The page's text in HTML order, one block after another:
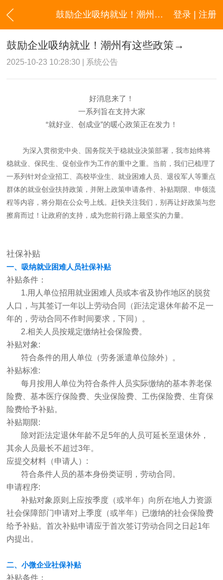
登录 | 注册
鼓励企业吸纳就业！潮州有这些政策→
鼓励企业吸纳就业！潮州有这些政策→
2025-10-23 10:28:30 | 系统公告
好消息来了！
一系列旨在支持大家
“就好业、创成业”的暖心政策正在发力！
为深入贯彻党中央、国务院关于稳就业决策部署，我市始终将
稳就业、保民生、促创业作为工作的重中之重。当前，我们已梳理了
一系列针对企业招工、高校毕业生、就业困难人员、退役军人等重点
群体的就业创业扶持政策，并附上政策申请条件、补贴期限、申领流
程等内容，将分期在公众号上线。赶快关注我们，别再让好政策与您
擦肩而过！让政府的支持，成为您前行路上最坚实的力量。
社保补贴
一、吸纳就业困难人员社保补贴
补贴条件：
1.用人单位招用就业困难人员或本省及协作地区的脱贫
人口，与其签订一年以上劳动合同（距法定退休年龄不足一
年的，劳动合同不作时间要求，下同）。
2.相关人员按规定缴纳社会保险费。
补贴对象:
符合条件的用人单位（劳务派遣单位除外）。
补贴标准:
每月按用人单位为符合条件人员实际缴纳的基本养老保
险费、基本医疗保险费、失业保险费、工伤保险费、生育保
险费给予补贴。
补贴期限:
除对距法定退休年龄不足5年的人员可延长至退休外，
其余人员最长不超过3年。
应提交材料（申请人）:
符合条件人员的基本身份类证明，劳动合同。
申请程序:
补贴对象原则上应按季度（或半年）向所在地人力资源
社会保障部门申请对上季度（或半年）已缴纳的社会保险费
给予补贴。首次补贴申请应于首次签订劳动合同之日起1年
内提出。
二、小微企业社保补贴
补贴条件：